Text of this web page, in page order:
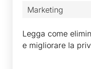
Marketing
Legga come
e migliorare la